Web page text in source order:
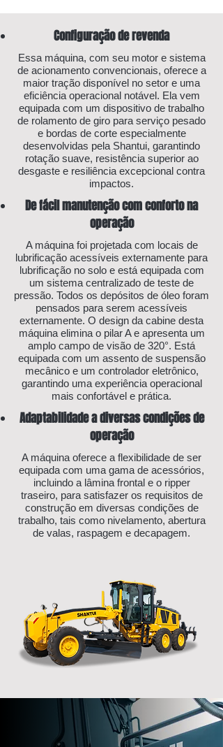
Configuração de revenda
Essa máquina, com seu motor e sistema
de acionamento convencionais, oferece a
maior tração disponível no setor e uma
eficiência operacional notável. Ela vem
equipada com um dispositivo de trabalho
de rolamento de giro para serviço pesado
e bordas de corte especialmente
desenvolvidas pela Shantui, garantindo
rotação suave, resistência superior ao
desgaste e resiliência excepcional contra
impactos.
De fácil manutenção com conforto na
operação
A máquina foi projetada com locais de
lubrificação acessíveis externamente para
lubrificação no solo e está equipada com
um sistema centralizado de teste de
pressão. Todos os depósitos de óleo foram
pensados para serem acessíveis
externamente. O design da cabine desta
máquina elimina o pilar A e apresenta um
amplo campo de visão de 320°. Está
equipada com um assento de suspensão
mecânico e um controlador eletrônico,
garantindo uma experiência operacional
mais confortável e prática.
Adaptabilidade a diversas condições de
operação
A máquina oferece a flexibilidade de ser
equipada com uma gama de acessórios,
incluindo a lâmina frontal e o ripper
traseiro, para satisfazer os requisitos de
construção em diversas condições de
trabalho, tais como nivelamento, abertura
de valas, raspagem e decapagem.